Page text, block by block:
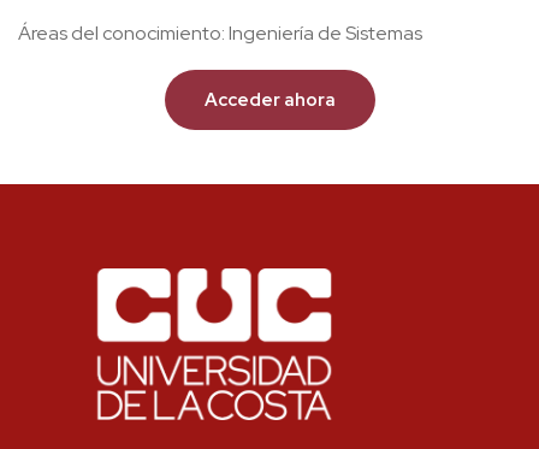
Áreas del conocimiento: Ingeniería de Sistemas
Acceder ahora